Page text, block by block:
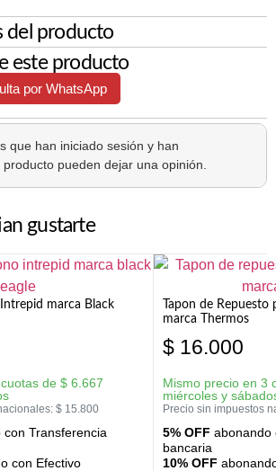
del producto
este producto
por WhatsApp
que han iniciado sesión y han
pueden dejar una opinión.
gustarte
marca Black
de $ 6.667
$ 15.800
con Transferencia
con Efectivo
Tapon de Repuesto
marca Thermos
$ 16.000
Mismo precio en 3
miércoles y
Precio sin impuestos
5% OFF abonando
bancaria
10% OFF